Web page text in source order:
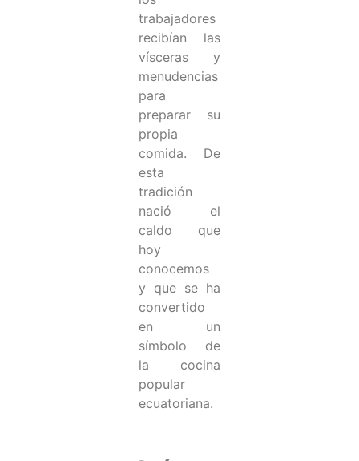
trabajadores
recibían las
vísceras y
menudencias
para
preparar su
propia
comida. De
esta
tradición
nació el
caldo que
hoy
conocemos
y que se ha
convertido
en un
símbolo de
la cocina
popular
ecuatoriana.